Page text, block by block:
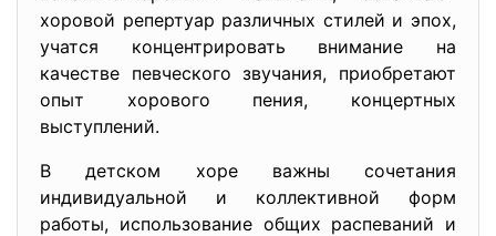
хоровой репертуар различных стилей и эпох,
учатся концентрировать внимание на
качестве певческого звучания, приобретают
опыт хорового пения, концертных
выступлений.
В детском хоре важны сочетания
индивидуальной и коллективной форм
работы, использование общих распеваний и